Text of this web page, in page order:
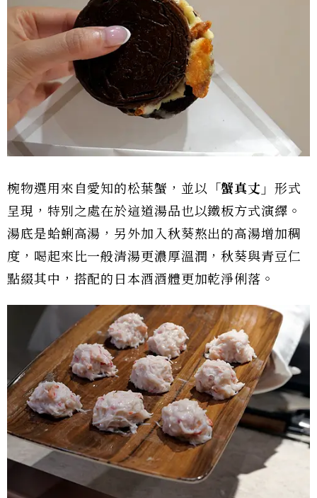
椀物選用來自愛知的松葉蟹，並以 「蟹真丈」 形式
呈現，特別之處在於這道湯品也以鐵板方式演繹。
湯底是蛤蜊高湯，另外加入秋葵熬出的高湯增加稠
度，喝起來比一般清湯更濃厚溫潤，秋葵與青豆仁
點綴其中，搭配的日本酒酒體更加乾淨俐落。